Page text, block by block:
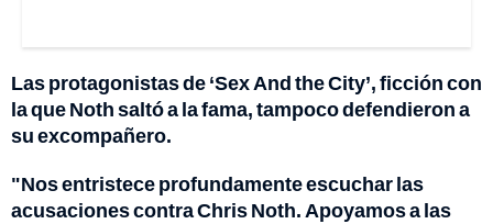
Las protagonistas de ‘Sex And the City’, ficción con
la que Noth saltó a la fama, tampoco defendieron a
su excompañero.
"Nos entristece profundamente escuchar las
acusaciones contra Chris Noth. Apoyamos a las